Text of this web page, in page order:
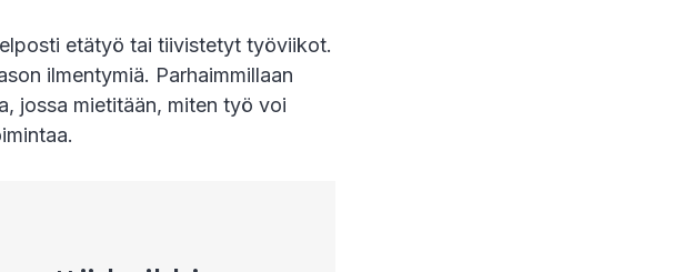
etätyö tai tiivistetyt työviikot.
ilmentymiä. Parhaimmillaan
jossa mietitään, miten työ voi